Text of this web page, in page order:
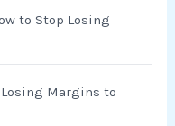
to Stop Losing
Margins to